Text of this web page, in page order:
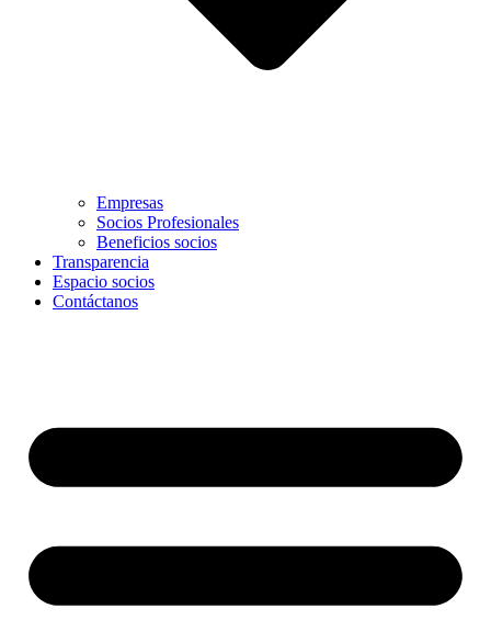
Empresas
Socios Profesionales
Beneficios socios
Transparencia
Espacio socios
Contáctanos